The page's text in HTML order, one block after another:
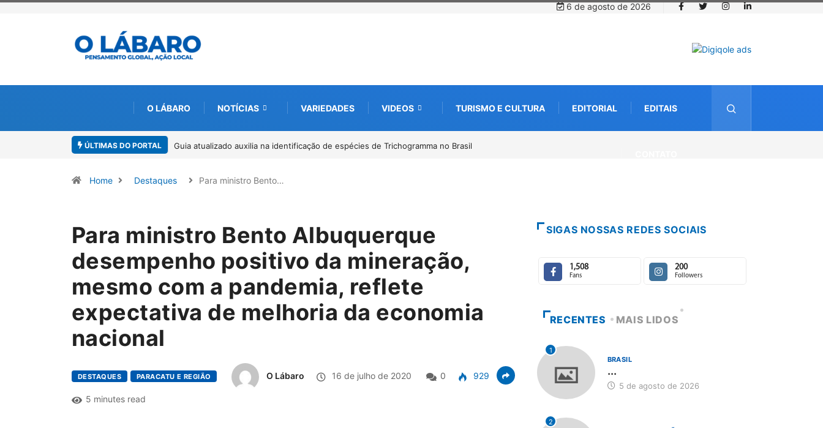
6 de agosto de 2026
O LÁBARO NOTÍCIAS VARIEDADES VIDEOS TURISMO E CULTURA EDITORIAL EDITAIS
ÚLTIMAS DO PORTAL Kinross inicia rastreamento digital de 10 mil mudas usadas na recuperação ambiental, em parceria com startup da Amazônia
Home Destaques Para ministro Bento…
Para ministro Bento Albuquerque
desempenho positivo da mineração,
mesmo com a pandemia, reflete
expectativa de melhoria da economia
nacional
DESTAQUES PARACATU E REGIÃO O Lábaro 16 de julho de 2020 0 929
5 minutes read
SIGAS NOSSAS REDES SOCIAIS
1,508
Fans
200
Followers
RECENTES MAIS LIDOS
1
BRASIL
...
5 de agosto de 2026
2